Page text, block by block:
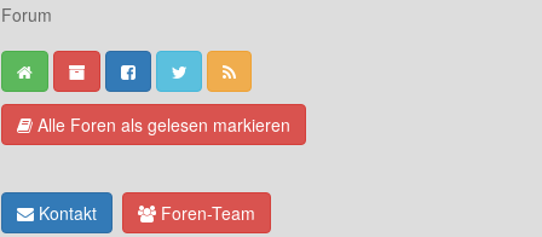
Forum
Alle Foren als gelesen markieren
Kontakt Foren-Team